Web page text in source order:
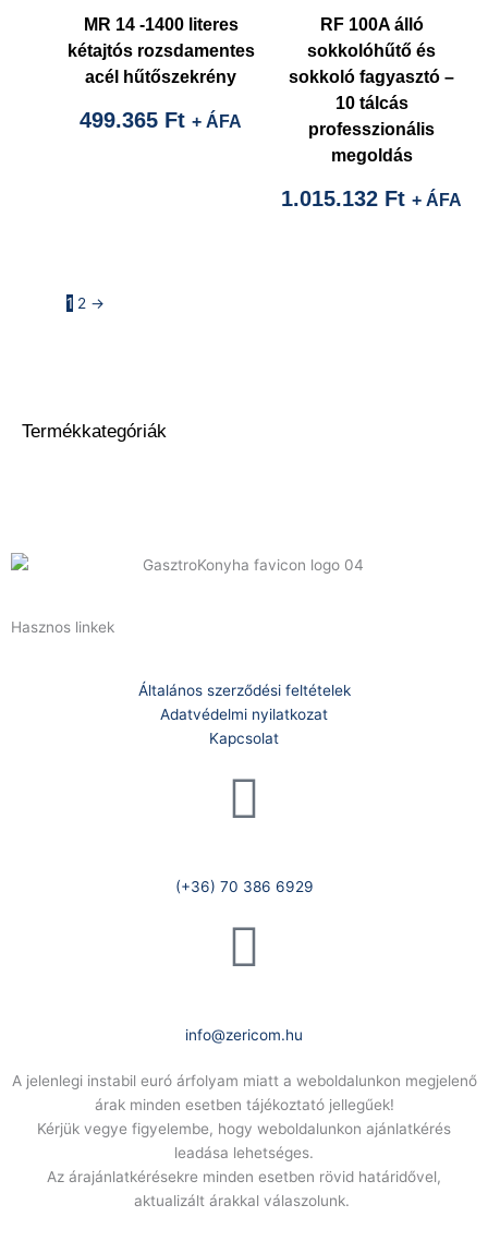
Termékkategóriák
MR 14 -1400 literes
kétajtós rozsdamentes
acél hűtőszekrény
499.365 Ft + ÁFA
RF 100A álló
sokkolóhűtő és
sokkoló fagyasztó –
10 tálcás
professzionális
megoldás
1.015.132 Ft + ÁFA
1 2 →
Hasznos linkek
Általános szerződési feltételek
Adatvédelmi nyilatkozat
Kapcsolat
(+36) 70 386 6929
info@zericom.hu
A jelenlegi instabil euró árfolyam miatt a weboldalunkon megjelenő
árak minden esetben tájékoztató jellegűek!
Kérjük vegye figyelembe, hogy weboldalunkon ajánlatkérés
leadása lehetséges.
Az árajánlatkérésekre minden esetben rövid határidővel,
aktualizált árakkal válaszolunk.